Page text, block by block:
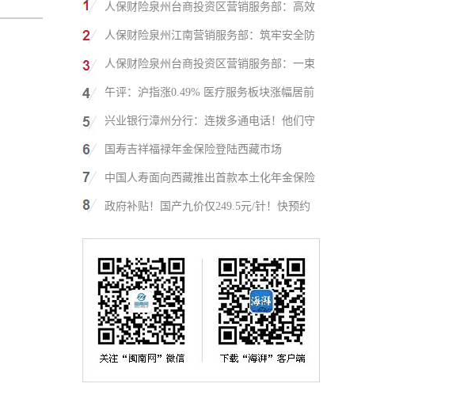
人保财险泉州台商投资区营销服务部：高效
人保财险泉州江南营销服务部：筑牢安全防
人保财险泉州台商投资区营销服务部：一束
午评：沪指涨0.49% 医疗服务板块涨幅居前
兴业银行漳州分行：连拨多通电话！他们守
国寿吉祥福禄年金保险登陆西藏市场
中国人寿面向西藏推出首款本土化年金保险
政府补贴！国产九价仅249.5元/针！快预约